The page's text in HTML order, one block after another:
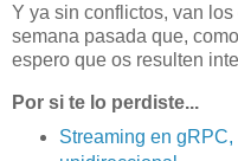
Y ya sin conflictos, van
semana pasada que,
espero que os resulten
Por si te lo perdiste...
Streaming en